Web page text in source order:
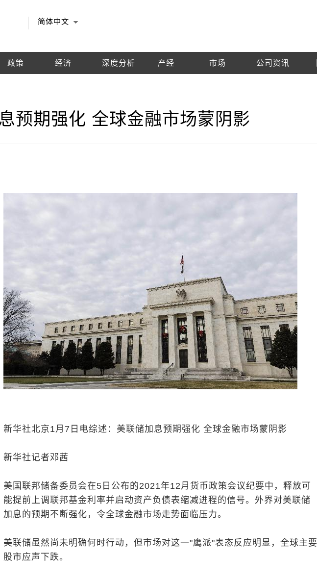
简体中文
政策 经济 深度分析 产经 市场 公司资讯
预期强化 全球金融市场蒙阴影
新华社北京1月7日电综述：美联储加息预期强化 全球金融市场蒙阴影
新华社记者邓茜
美国联邦储备委员会在5日公布的2021年12月货币政策会议纪要中，释放可
能提前上调联邦基金利率并启动资产负债表缩减进程的信号。外界对美联储
加息的预期不断强化，令全球金融市场走势面临压力。
美联储虽然尚未明确何时行动，但市场对这一"鹰派"表态反应明显，全球主要
股市应声下跌。